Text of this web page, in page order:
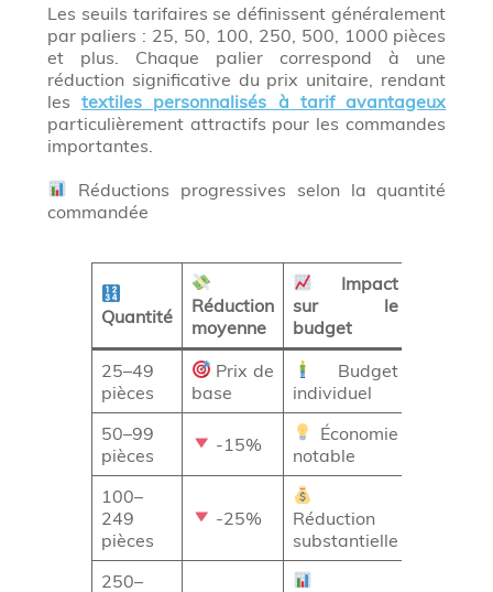
Les seuils tarifaires se définissent généralement
par paliers : 25, 50, 100, 250, 500, 1000 pièces
et plus. Chaque palier correspond à une
réduction significative du prix unitaire, rendant
les textiles personnalisés à tarif avantageux
particulièrement attractifs pour les commandes
importantes.
Réductions progressives selon la quantité
commandée
Quantité
Réduction
moyenne
Impact
sur le
budget
25–49
pièces
Prix de
base
Budget
individuel
50–99
pièces
-15%
Économie
notable
100–
249
pièces
-25%
Réduction
substantielle
250–